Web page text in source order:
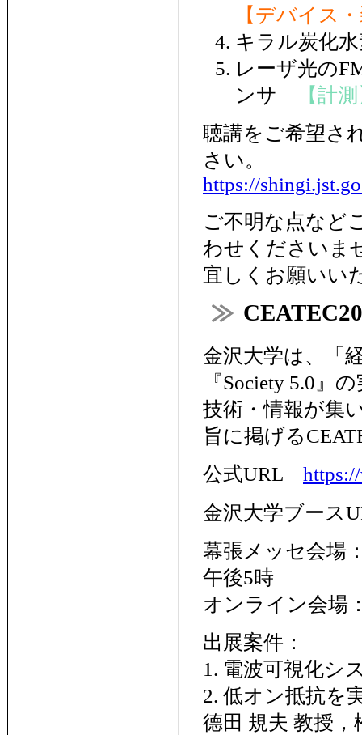
【デバイス
キラル炭化
レーザ光の
ンサ
【計
聴講をご希望さ
さい。
https://
ご不明な点など
わせくださいま
宜しくお願いい
金沢大学は、「
『Society 5.0』
技術・情報が集
旨に掲げる
公式URL
金沢大学ブー
幕張メッセ会場
午後5時
オンライン会場
出展案件：
1. 電波可視化シ
2. 低オン抵抗を
德田 規夫 教授，